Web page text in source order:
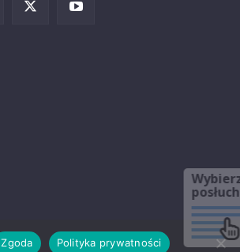
Zgoda Polityka prywatności